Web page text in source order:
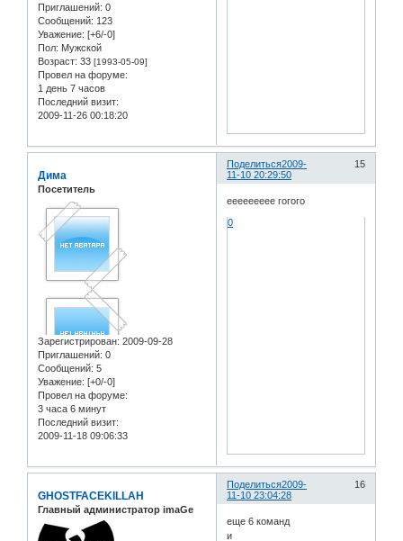
Приглашений: 0
Сообщений: 123
Уважение: [+6/-0]
Пол: Мужской
Возраст: 33 [1993-05-09]
Провел на форуме:
1 день 7 часов
Последний визит:
2009-11-26 00:18:20
Поделиться 15
2009-
11-10 20:29:50
Дима
Посетитель
Зарегистрирован: 2009-09-28
Приглашений: 0
Сообщений: 5
Уважение: [+0/-0]
Провел на форуме:
3 часа 6 минут
Последний визит:
2009-11-18 09:06:33
еееееееее гогого
0
Поделиться 16
2009-
11-10 23:04:28
GHOSTFACEKILLAH
Главный администратор imaGe
еще 6 команд
и